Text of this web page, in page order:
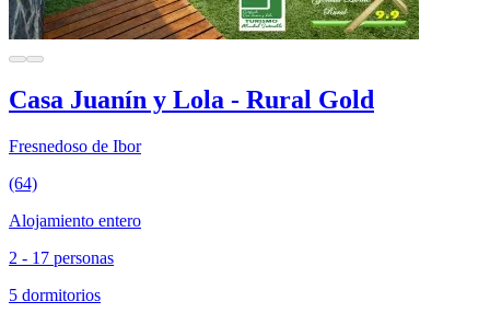
Casa Juanín y Lola - Rural Gold
Fresnedoso de Ibor
(64)
Alojamiento entero
2 - 17 personas
5 dormitorios